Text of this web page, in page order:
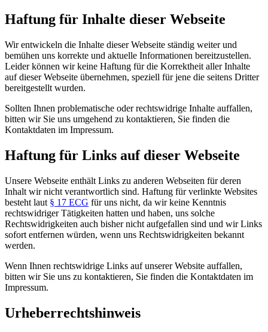
Haftung für Inhalte dieser Webseite
Wir entwickeln die Inhalte dieser Webseite ständig weiter und
bemühen uns korrekte und aktuelle Informationen bereitzustellen.
Leider können wir keine Haftung für die Korrektheit aller Inhalte
auf dieser Webseite übernehmen, speziell für jene die seitens Dritter
bereitgestellt wurden.
Sollten Ihnen problematische oder rechtswidrige Inhalte auffallen,
bitten wir Sie uns umgehend zu kontaktieren, Sie finden die
Kontaktdaten im Impressum.
Haftung für Links auf dieser Webseite
Unsere Webseite enthält Links zu anderen Webseiten für deren
Inhalt wir nicht verantwortlich sind. Haftung für verlinkte Websites
besteht laut § 17 ECG für uns nicht, da wir keine Kenntnis
rechtswidriger Tätigkeiten hatten und haben, uns solche
Rechtswidrigkeiten auch bisher nicht aufgefallen sind und wir Links
sofort entfernen würden, wenn uns Rechtswidrigkeiten bekannt
werden.
Wenn Ihnen rechtswidrige Links auf unserer Website auffallen,
bitten wir Sie uns zu kontaktieren, Sie finden die Kontaktdaten im
Impressum.
Urheberrechtshinweis